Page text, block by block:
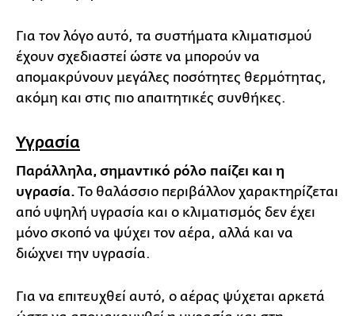
Για τον λόγο αυτό, τα συστήματα κλιματισμού
έχουν σχεδιαστεί ώστε να μπορούν να
απομακρύνουν μεγάλες ποσότητες θερμότητας,
ακόμη και στις πιο απαιτητικές συνθήκες.
Υγρασία
Παράλληλα, σημαντικό ρόλο παίζει και η
υγρασία. Το θαλάσσιο περιβάλλον χαρακτηρίζεται
από υψηλή υγρασία και ο κλιματισμός δεν έχει
μόνο σκοπό να ψύχει τον αέρα, αλλά και να
διώχνει την υγρασία.
Για να επιτευχθεί αυτό, ο αέρας ψύχεται αρκετά